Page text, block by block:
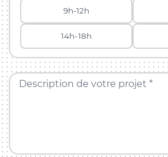
9h-12h
14h-18h
Description de votre projet *